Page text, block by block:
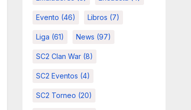
Evento (46) Libros (7)
Liga (61) News (97)
SC2 Clan War(8)
SC2 Eventos (4)
SC2 Torneo (20)